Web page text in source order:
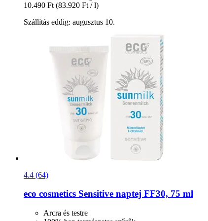
10.490 Ft (83.920 Ft / l)
Szállítás eddig: augusztus 10.
4.4 (64)
eco cosmetics Sensitive naptej FF30, 75 ml
Arcra és testre